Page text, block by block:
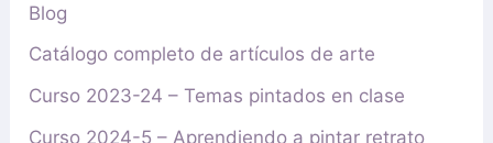
Blog
Catálogo completo de artículos de arte
Curso 2023-24 – Temas pintados en clase
Curso 2024-5 – Aprendiendo a pintar retrato